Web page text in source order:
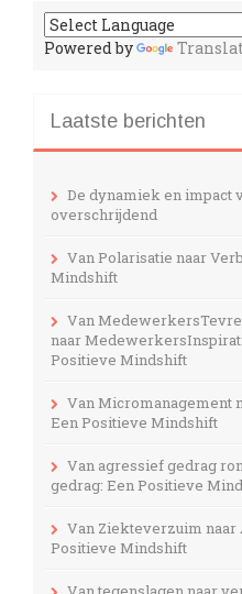
Powered by
Laatste berichten
De dynamiek en impact
overschrijdend
Van Polarisatie naar
Mindshift
Van
naar
Positieve Mindshift
Van Micromanagement
Een Positieve Mindshift
Van agressief gedrag
gedrag: Een Positieve
Van Ziekteverzuim
Positieve Mindshift